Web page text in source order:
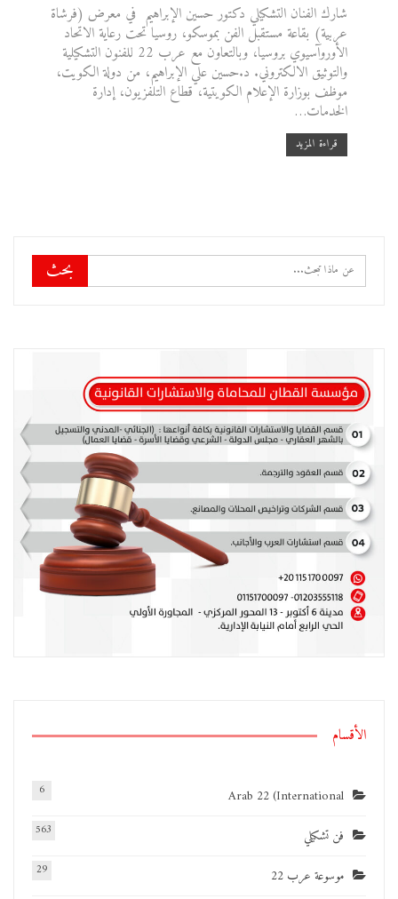
شارك الفنان التشكيلي دكتور حسين الإبراهيم في معرض (فرشاة
عربية) بقاعة مستقبل الفن بموسكو، روسيا تحت رعاية الاتحاد
الأوروآسيوي بروسيا، وبالتعاون مع عرب 22 للفنون التشكيلية
والتوثيق الالكتروني. د.حسين علي الإبراهيم، من دولة الكويت،
موظف بوزارة الإعلام الكويتية، قطاع التلفزيون، إدارة
الخدمات…
قراءة المزيد
الأقسام
Arab 22 (International
6
فن تشكيلي 563
موسوعة عرب 22 29